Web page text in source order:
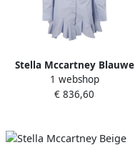
Stella Mccartney Blauwe
Geruwde Overhemdjurk
Blue Dames
1 webshop
€ 836,60